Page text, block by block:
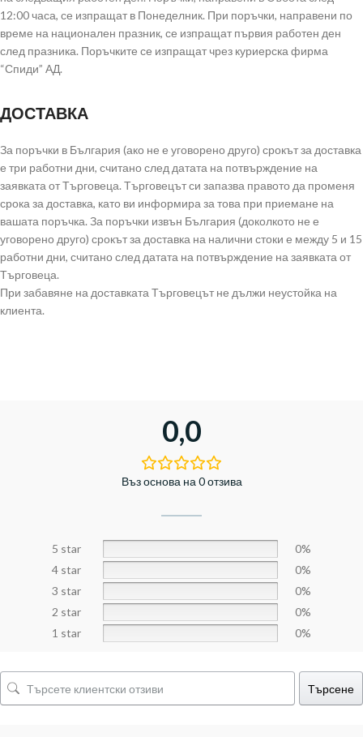
12:00 часа, се изпращат в Понеделник. При поръчки, направени по
време на национален празник, се изпращат първия работен ден
след празника. Поръчките се изпращат чрез куриерска фирма
“Спиди” АД.
ДОСТАВКА
За поръчки в България (ако не е уговорено друго) срокът за доставка
е три работни дни, считано след датата на потвърждение на
заявката от Търговеца. Търговецът си запазва правото да променя
срока за доставка, като ви информира за това при приемане на
вашата поръчка. За поръчки извън България (доколкото не е
уговорено друго) срокът за доставка на налични стоки е между 5 и 15
работни дни, считано след датата на потвърждение на заявката от
Търговеца.
При забавяне на доставката Търговецът не дължи неустойка на
клиента.
0,0
Въз основа на 0 отзива
5 star
0%
4 star
0%
3 star
0%
2 star
0%
1 star
0%
Търсене